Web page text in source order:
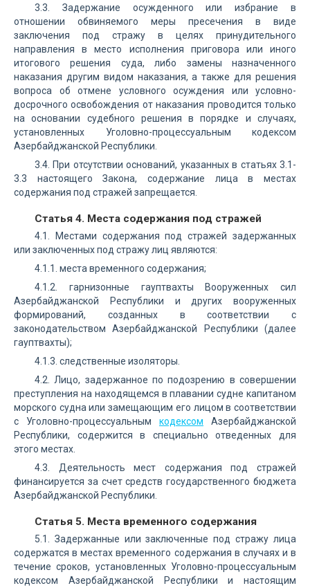
3.3. Задержание осужденного или избрание в
отношении обвиняемого меры пресечения в виде
заключения под стражу в целях принудительного
направления в место исполнения приговора или иного
итогового решения суда, либо замены назначенного
наказания другим видом наказания, а также для решения
вопроса об отмене условного осуждения или условно-
досрочного освобождения от наказания проводится только
на основании судебного решения в порядке и случаях,
установленных Уголовно-процессуальным кодексом
Азербайджанской Республики.
3.4. При отсутствии оснований, указанных в статьях 3.1-
3.3 настоящего Закона, содержание лица в местах
содержания под стражей запрещается.
Статья 4. Места содержания под стражей
4.1. Местами содержания под стражей задержанных
или заключенных под стражу лиц являются:
4.1.1. места временного содержания;
4.1.2. гарнизонные гауптвахты Вооруженных сил
Азербайджанской Республики и других вооруженных
формирований, созданных в соответствии с
законодательством Азербайджанской Республики (далее
гауптвахты);
4.1.3. следственные изоляторы.
4.2. Лицо, задержанное по подозрению в совершении
преступления на находящемся в плавании судне капитаном
морского судна или замещающим его лицом в соответствии
с Уголовно-процессуальным кодексом Азербайджанской
Республики, содержится в специально отведенных для
этого местах.
4.3. Деятельность мест содержания под стражей
финансируется за счет средств государственного бюджета
Азербайджанской Республики.
Статья 5. Места временного содержания
5.1. Задержанные или заключенные под стражу лица
содержатся в местах временного содержания в случаях и в
течение сроков, установленных Уголовно-процессуальным
кодексом Азербайджанской Республики и настоящим